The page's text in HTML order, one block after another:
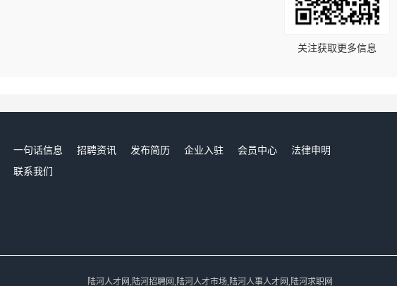
关注获取更多信息
一句话信息 招聘资讯 发布简历 企业入驻 会员中心
法律申明
联系我们
陆河人才网,陆河招聘网,陆河人才市场,陆河人事人才网,陆河求职网